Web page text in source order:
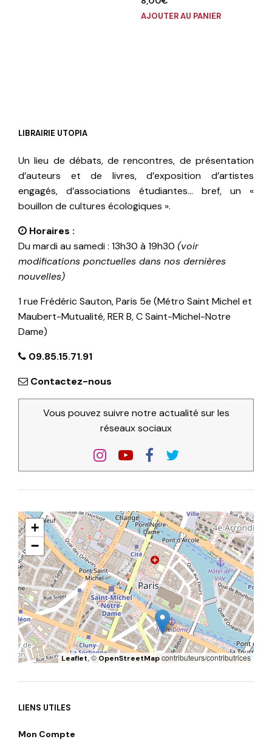
AJOUTER AU PANIER
LIBRAIRIE UTOPIA
Un lieu de débats, de rencontres, de présentation
d’auteurs et de livres, d’exposition d’artistes
engagés, d’associations étudiantes… bref, un «
bouillon de cultures écologiques ».
Horaires :
Du mardi au samedi : 13h30 à 19h30 (voir
modifications ponctuelles dans nos dernières
nouvelles)
1 rue Frédéric Sauton, Paris 5e (Métro Saint Michel et
Maubert-Mutualité, RER B, C Saint-Michel-Notre
Dame)
09.85.15.71.91
Contactez-nous
Vous pouvez suivre notre actualité sur les
réseaux sociaux
+
−
Leaflet, ©OpenStreetMapcontributeurs/contributrices
LIENS UTILES
Mon Compte